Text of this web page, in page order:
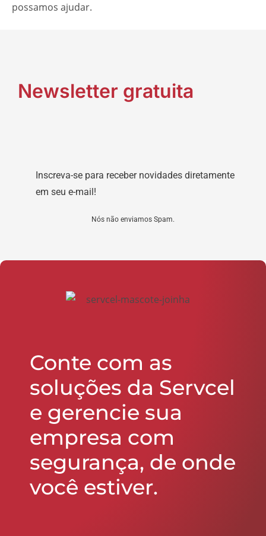
possamos ajudar.
Newsletter gratuita
Inscreva-se para receber novidades diretamente
em seu e-mail!
Nós não enviamos Spam.
Conte com as
soluções da Servcel
e gerencie sua
empresa com
segurança, de onde
você estiver.